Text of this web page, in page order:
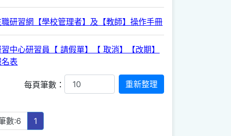
研習網【學校管理者】及【教師】操作手冊
中心研習員【 請假單】【 取消】【改期】
名表
每頁筆數：
數:6 1